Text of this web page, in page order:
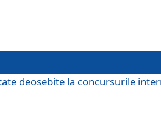
deosebite la concursurile